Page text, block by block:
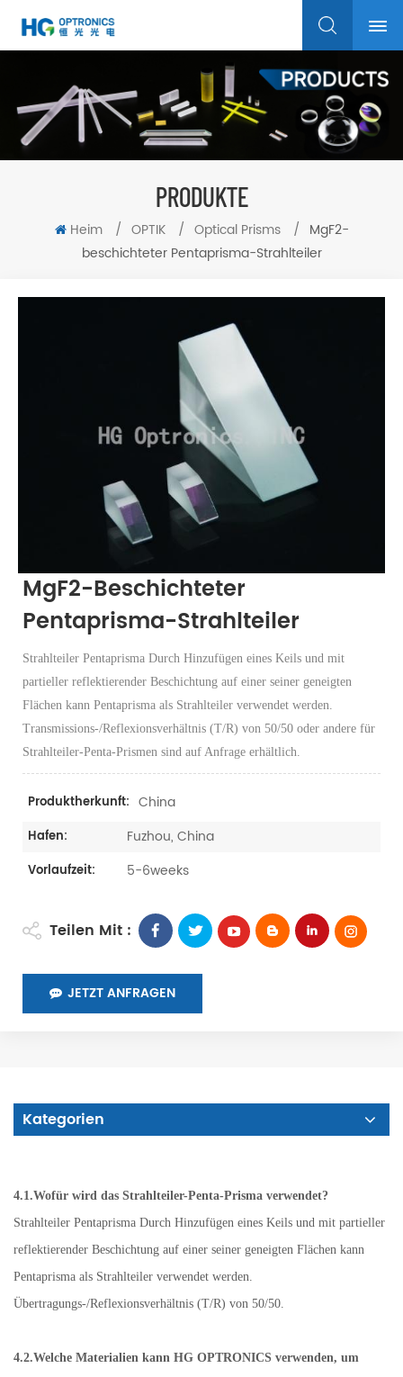
PRODUKTE
Heim / OPTIK / Optical Prisms / MgF2-
beschichteter Pentaprisma-Strahlteiler
MgF2-Beschichteter
Pentaprisma-Strahlteiler
Strahlteiler Pentaprisma Durch Hinzufügen eines Keils und mit
partieller reflektierender Beschichtung auf einer seiner geneigten
Flächen kann Pentaprisma als Strahlteiler verwendet werden.
Transmissions-/Reflexionsverhältnis (T/R) von 50/50 oder andere für
Strahlteiler-Penta-Prismen sind auf Anfrage erhältlich.
Produktherkunft: China
Hafen: Fuzhou, China
Vorlaufzeit: 5-6weeks
Teilen Mit :
JETZT ANFRAGEN
Kategorien
4.1.Wofür wird das Strahlteiler-Penta-Prisma verwendet?
Strahlteiler Pentaprisma Durch Hinzufügen eines Keils und mit partieller
reflektierender Beschichtung auf einer seiner geneigten Flächen kann
Pentaprisma als Strahlteiler verwendet werden.
Übertragungs-/Reflexionsverhältnis (T/R) von 50/50.
4.2.Welche Materialien kann HG OPTRONICS verwenden, um